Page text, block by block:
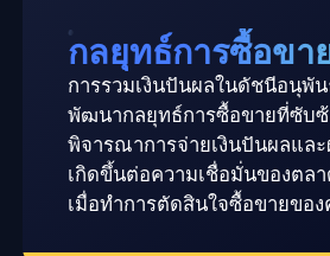
กลยุทธ์การซื้อขา
การรวมเงินปันผลในดัชนีอนุพั
พัฒนากลยุทธ์การซื้อขายที่ซับ
พิจารณาการจ่ายเงินปันผลแล
เกิดขึ้นต่อความเชื่อมั่นของตล
เมื่อทำการตัดสินใจซื้อขายขอ